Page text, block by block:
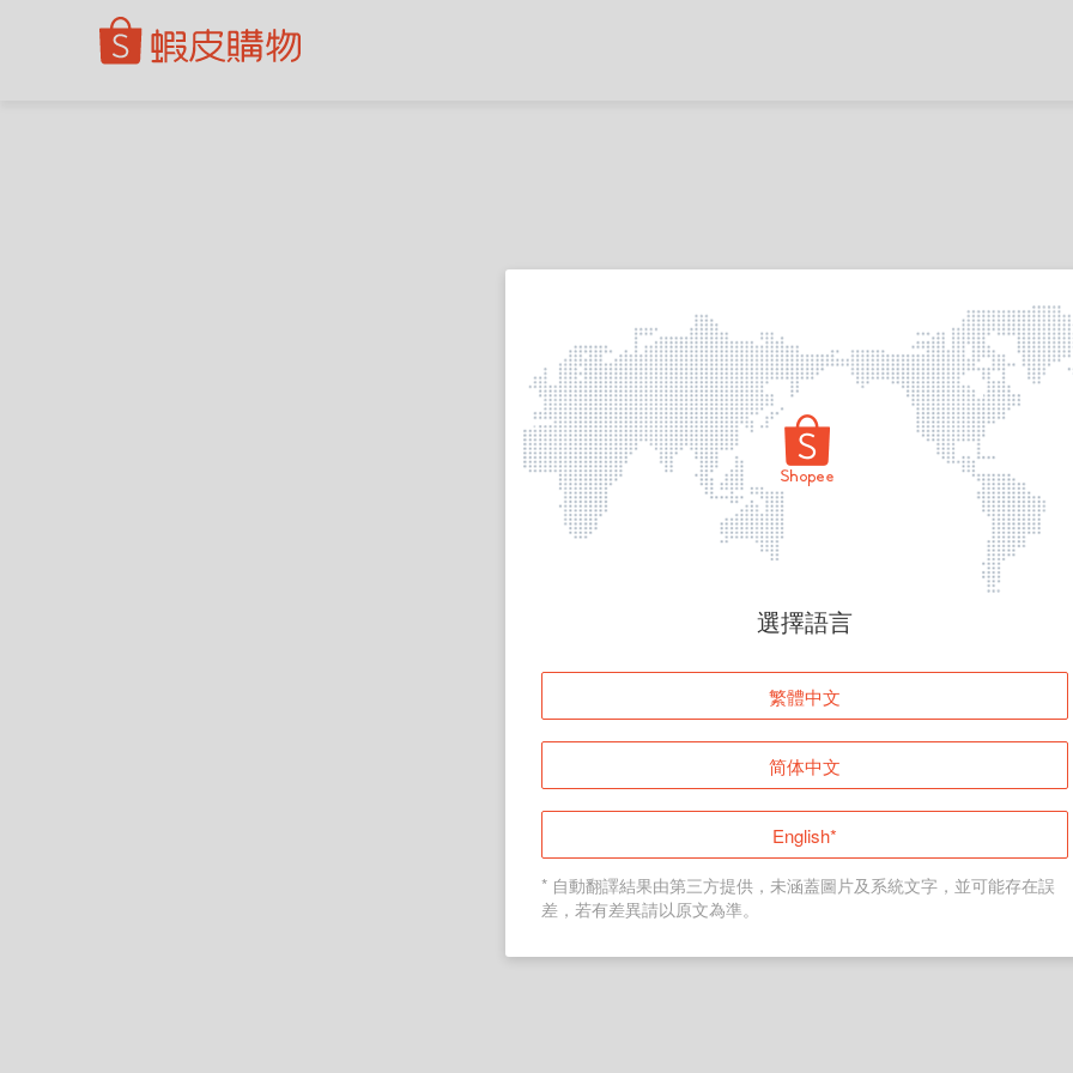
頁面無法顯示
登入
返回首頁
選擇語言
繁體中文
简体中文
English*
* 自動翻譯結果由第三方提供，未涵蓋圖片及系統文字，並可能存在誤
差，若有差異請以原文為準。